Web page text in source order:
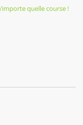
quelle course !